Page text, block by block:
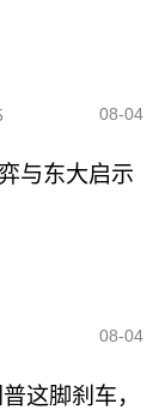
08-04
与东大启示
08-04
这脚刹车，